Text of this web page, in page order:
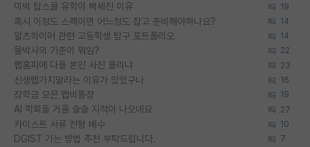
미박 탑스쿨 유학이 빡세진 이유 19
혹시 이정도 스펙이면 어느정도 잡고 준비해야하나요? 14
알츠하이머 관련 고등학생 탐구 포트폴리오 14
물박사의 기준이 뭐임? 22
랩홈피에 다들 본인 사진 올리냐 23
신생랩가지말라는 이유가 있었구나 16
장학금 모은 랩비통장 19
AI 학회들 거품 슬슬 지적이 나오네요 27
카이스트 서류 전형 배수 10
DGIST 가는 방법 추천 부탁드립니다. 7